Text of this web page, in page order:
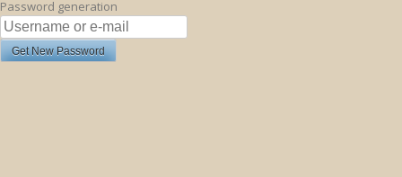
Password generation